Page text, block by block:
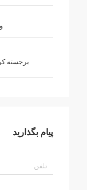
برجسته
پیام بگذارید